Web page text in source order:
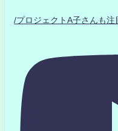
/プロジェクトA子さんも